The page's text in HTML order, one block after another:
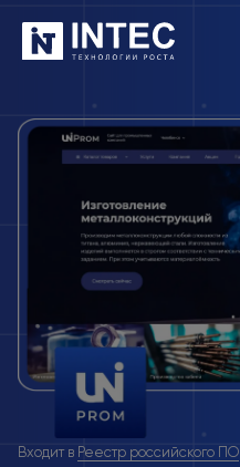
Входит в Реестр российского ПО